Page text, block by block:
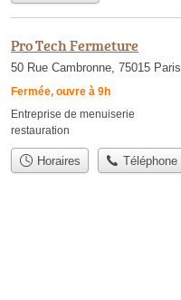
Pro Tech Fermeture
50 Rue Cambronne, 75015 Paris
Fermée, ouvre à 9h
Entreprise de menuiserie
restauration
Horaires Téléphone